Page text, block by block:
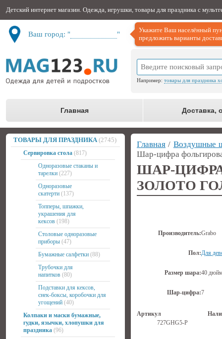
Детский интернет магазин. Одежда, игрушки, товары для праздника с
Ваш город: " "
Укажите Ваш населённый
предложить варианты
Например: товары для праздника
Главная Доставка,
ТОВАРЫ ДЛЯ ПРАЗДНИКА (2745)
Сервировка стола (817)
Одноразовые стаканы и
тарелки (227)
Одноразовые
скатерти (137)
Топперы, шпажки,
украшения для
кексов (198)
Столовые одноразовые
приборы (47)
Бумажные салфетки (88)
Трубочки для
напитков (80)
Подставки для кексов,
снек-боксы, коробочки для
угощений (40)
Колпаки и маски бумажные,
гудки, язычки, хлопушки для
праздника (96)
Главная / Воздушные
Шар-цифра
ШАР-
ЗОЛОТО
Производитель:Grabo
Пол:Для
Размер шара:40
Шар-цифра:7
Артикул
727GHG5-P